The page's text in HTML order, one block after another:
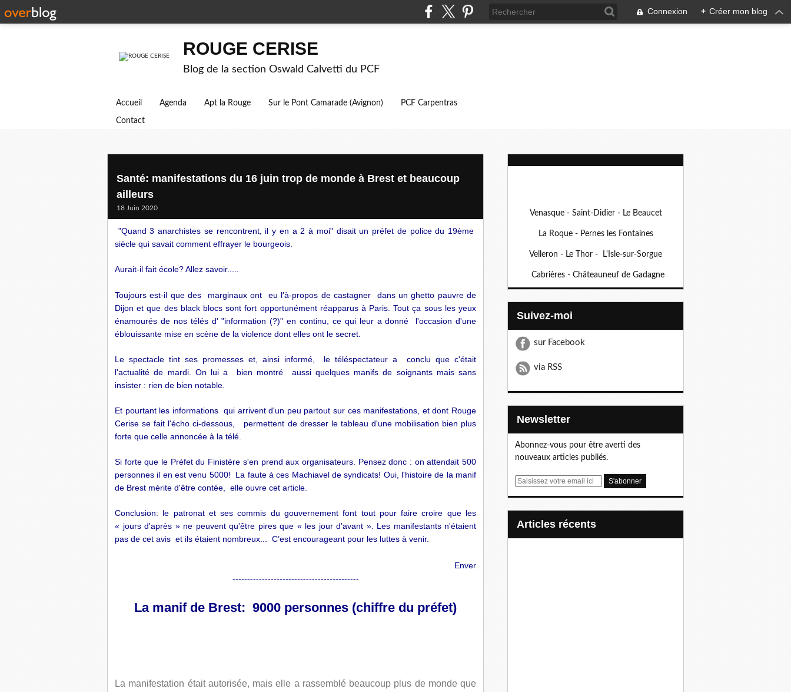
Connexion + Créer mon blog
ROUGE CERISE
Blog de la section Oswald Calvetti du PCF
Accueil Agenda Apt la Rouge Sur le Pont Camarade (Avignon) PCF Carpentras
Contact
Santé: manifestations du 16 juin trop de monde à Brest et beaucoup
ailleurs
18 Juin 2020
"Quand 3 anarchistes se rencontrent, il y en a 2 à moi" disait un préfet de police du 19ème
siècle qui savait comment effrayer le bourgeois.
Aurait-il fait école? Allez savoir.....
Toujours est-il que des marginaux ont eu l'à-propos de castagner dans un ghetto pauvre de
Dijon et que des black blocs sont fort opportunément réapparus à Paris. Tout ça sous les yeux
énamourés de nos télés d' "information (?)" en continu, ce qui leur a donné l'occasion d'une
éblouissante mise en scène de la violence dont elles ont le secret.
Le spectacle tint ses promesses et, ainsi informé, le téléspectateur a conclu que c'était
l'actualité de mardi. On lui a bien montré aussi quelques manifs de soignants mais sans
insister : rien de bien notable.
Et pourtant les informations qui arrivent d'un peu partout sur ces manifestations, et dont Rouge
Cerise se fait l'écho ci-dessous, permettent de dresser le tableau d'une mobilisation bien plus
forte que celle annoncée à la télé.
Si forte que le Préfet du Finistère s'en prend aux organisateurs. Pensez donc : on attendait 500
personnes il en est venu 5000! La faute à ces Machiavel de syndicats! Oui, l'histoire de la manif
de Brest mérite d'être contée, elle ouvre cet article.
Conclusion: le patronat et ses commis du gouvernement font tout pour faire croire que les
« jours d'après » ne peuvent qu'être pires que « les jour d'avant ». Les manifestants n'étaient
pas de cet avis et ils étaient nombreux... C’est encourageant pour les luttes à venir.
Enver
-------------------------------------------
La manif de Brest: 9000 personnes (chiffre du préfet)
La manifestation était autorisée, mais elle a rassemblé beaucoup plus de monde que
Venasque - Saint-Didier - Le Beaucet
La Roque - Pernes les Fontaines
Velleron - Le Thor - L'Isle-sur-Sorgue
Cabrières - Châteauneuf de Gadagne
Suivez-moi
sur Facebook
via RSS
Newsletter
Abonnez-vous pour être averti des
nouveaux articles publiés.
E
articles récents